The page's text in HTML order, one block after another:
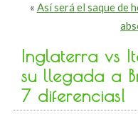
« Así será el saque de
Inglaterra vs
su llegada a
7 diferencias!